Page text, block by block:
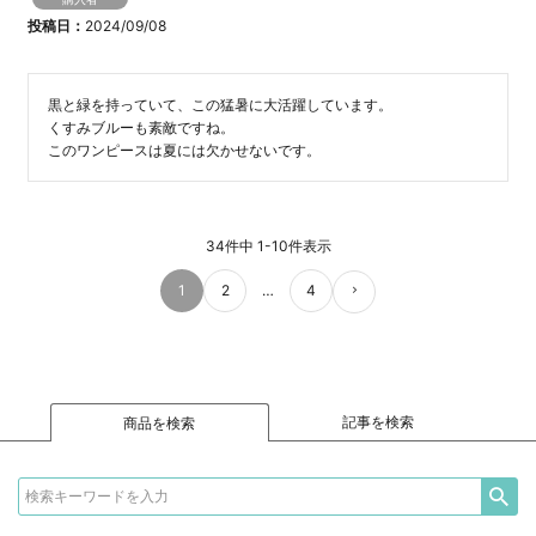
投稿日 2024/09/08
黒と緑を持っていて、この猛暑に大活躍しています。
くすみブルーも素敵ですね。
このワンピースは夏には欠かせないです。
34件中 1-10件表示
1 2 … 4
商品を検索 記事を検索